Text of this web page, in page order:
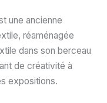
une ancienne
réaménagée
dans son berceau
de créativité à
expositions.